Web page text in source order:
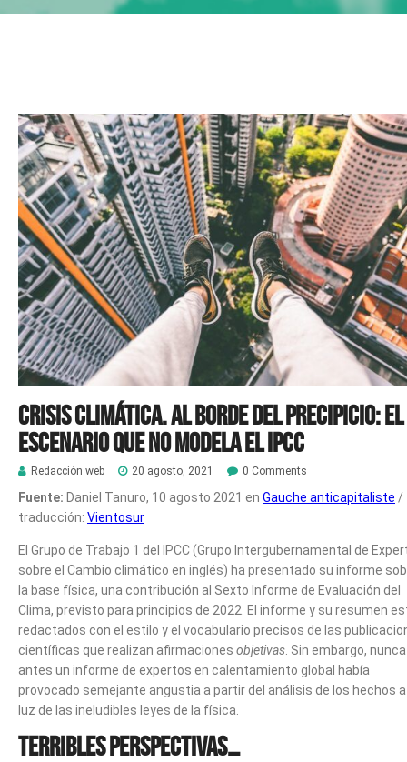
Crisis climática. Al borde del precipicio: el
escenario que no modela el IPCC
Redacción web 20 agosto, 2021 0 Comments
Fuente: Daniel Tanuro, 10 agosto 2021 en Gauche anticapitaliste /
traducción: Vientosur
El Grupo de Trabajo 1 del IPCC (Grupo Intergubernamental de
sobre el Cambio climático en inglés) ha presentado su informe
la base física, una contribución al Sexto Informe de Evaluación del
Clima, previsto para principios de 2022. El informe y su resumen
redactados con el estilo y el vocabulario precisos de las
científicas que realizan afirmaciones objetivas . Sin embargo, nunca
antes un informe de expertos en calentamiento global había
provocado semejante angustia a partir del análisis de los hechos
luz de las ineludibles leyes de la física.
Terribles perspectivas…